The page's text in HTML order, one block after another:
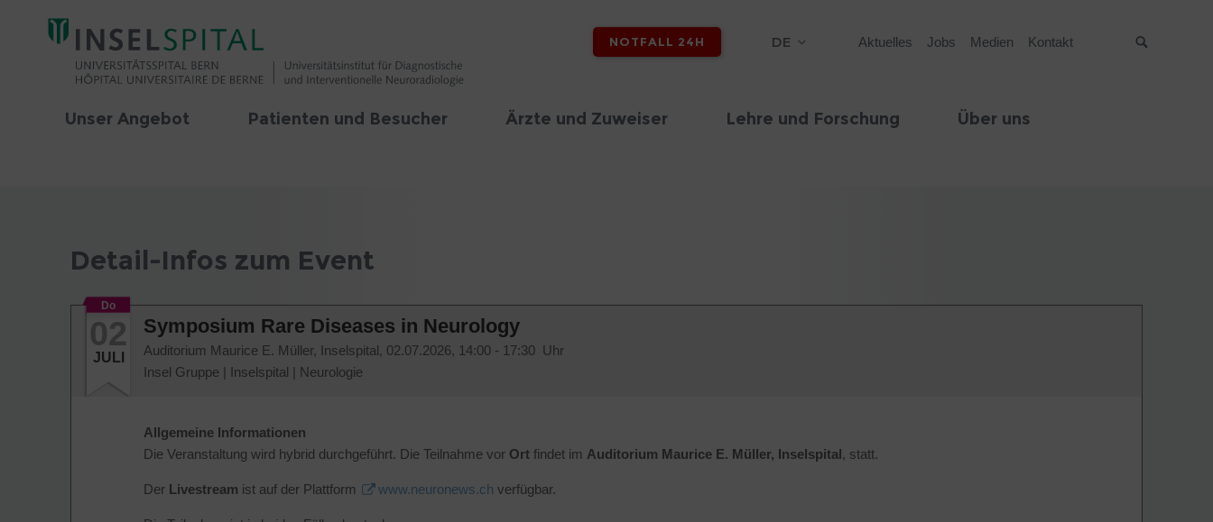
NOTFALL 24H DE Aktuelles Jobs Medien Kontakt
Unser Angebot Patienten und Besucher Ärzte und Zuweiser Lehre und Forschung Über uns
Detail-Infos zum Event
Do
02
JULI
Symposium Rare Diseases in Neurology
Auditorium Maurice E. Müller, Inselspital, 02.07.2026, 14:00 - 17:30 Uhr
Insel Gruppe | Inselspital | Neurologie
Allgemeine Informationen
Die Veranstaltung wird hybrid durchgeführt. Die Teilnahme vor Ort findet im Auditorium Maurice E. Müller, Inselspital, statt.
Der Livestream ist auf der Plattform www.neuronews.ch verfügbar.